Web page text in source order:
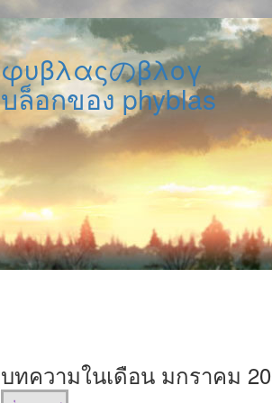
φυβλαςのβλογ
บล็อกของ phyblas
บทความในเดือน มกราคม